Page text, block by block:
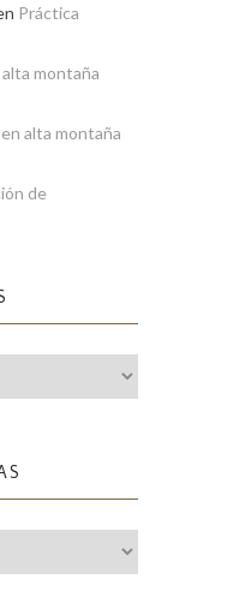
Práctica
montaña
alta montaña
de